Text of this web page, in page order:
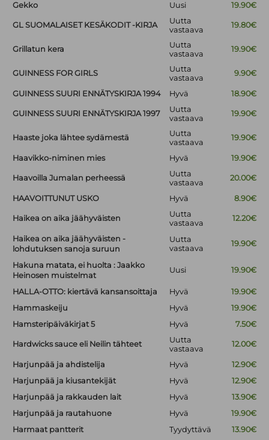
Gekko Uusi 19.90€
GL SUOMALAISET KESÄKODIT -KIRJA
Uutta
vastaava
19.80€
Grillatun kera
Uutta
vastaava
19.90€
GUINNESS FOR GIRLS
Uutta
vastaava
9.90€
GUINNESS SUURI ENNÄTYSKIRJA 1994 Hyvä 18.90€
GUINNESS SUURI ENNÄTYSKIRJA 1997
Uutta
vastaava
19.90€
Haaste joka lähtee sydämestä
Uutta
vastaava
19.90€
Haavikko-niminen mies Hyvä 19.90€
Haavoilla Jumalan perheessä
Uutta
vastaava
20.00€
HAAVOITTUNUT USKO Hyvä 8.90€
Haikea on aika jäähyväisten
Uutta
vastaava
12.20€
Haikea on aika jäähyväisten -
lohdutuksen sanoja suruun
Uutta
vastaava
19.90€
Hakuna matata, ei huolta : Jaakko
Heinosen muistelmat
Uusi 19.90€
HALLA-OTTO: kiertävä kansansoittaja Hyvä
19.90€
Hammaskeiju
Hyvä
19.90€
Hamsteripäiväkirjat 5
Hyvä 7.50€
Hardwicks sauce eli Neilin tähteet
Uutta
vastaava
12.00€
Harjunpää ja ahdistelija Hyvä
12.90€
Harjunpää ja kiusantekijät
Hyvä
12.90€
Harjunpää ja rakkauden lait
Hyvä
13.90€
Harjunpää ja rautahuone
Hyvä
19.90€
Harmaat pantterit
Tyydyttävä
13.90€